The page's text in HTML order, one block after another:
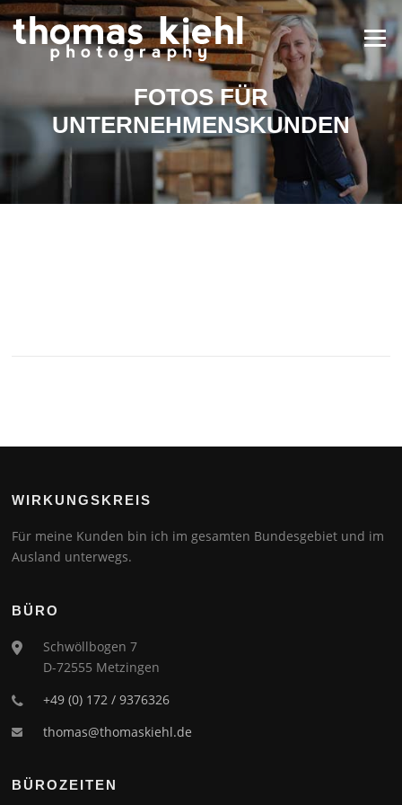
Menü
FOTOS FÜR
UNTERNEHMENSKUNDEN
WIRKUNGSKREIS
Für meine Kunden bin ich im gesamten Bundesgebiet und im
Ausland unterwegs.
BÜRO
Schwöllbogen 7
D-72555 Metzingen
+49 (0) 172 / 9376326
thomas@thomaskiehl.de
BÜROZEITEN